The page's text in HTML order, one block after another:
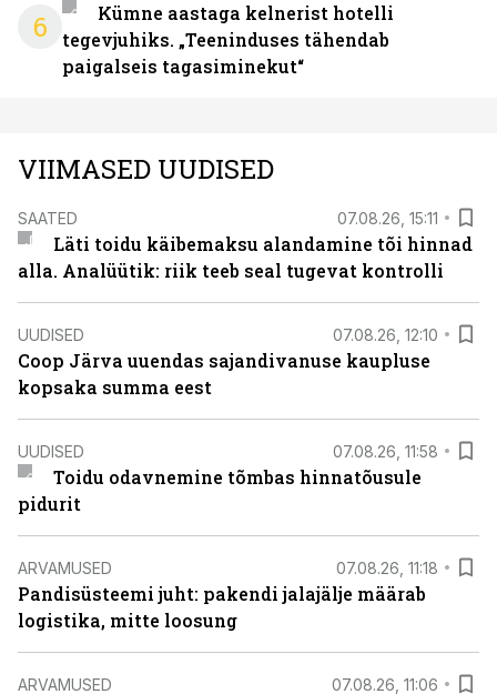
6
Kümne aastaga kelnerist hotelli
tegevjuhiks. „Teeninduses tähendab
paigalseis tagasiminekut“
VIIMASED UUDISED
SAATED 07.08.26, 15:11
Läti toidu käibemaksu alandamine tõi hinnad
alla. Analüütik: riik teeb seal tugevat kontrolli
UUDISED 07.08.26, 12:10
Coop Järva uuendas sajandivanuse kaupluse
kopsaka summa eest
UUDISED 07.08.26, 11:58
Toidu odavnemine tõmbas hinnatõusule
pidurit
ARVAMUSED 07.08.26, 11:18
Pandisüsteemi juht: pakendi jalajälje määrab
logistika, mitte loosung
ARVAMUSED 07.08.26, 11:06